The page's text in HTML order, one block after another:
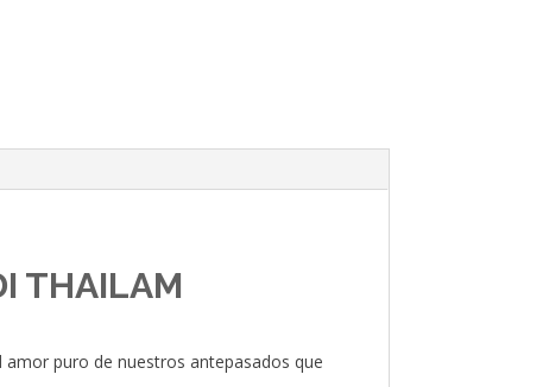
THAILAM
amor puro de nuestros antepasados que